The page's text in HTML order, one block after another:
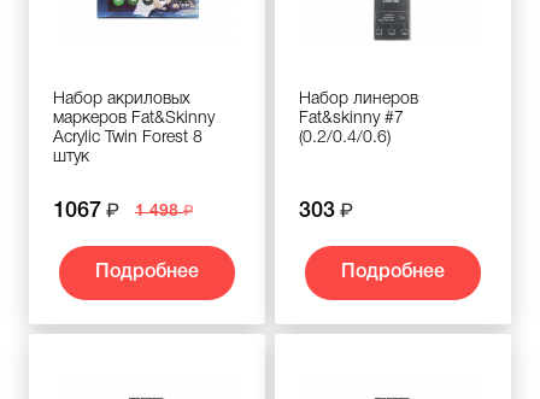
Набор акриловых
маркеров Fat&Skinny
Acrylic Twin Forest 8
штук
1067 1 498
Подробнее
Набор линеров
Fat&skinny #7
(0.2/0.4/0.6)
303
Подробнее